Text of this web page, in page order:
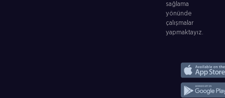
sağlama
yönünde
çalışmalar
yapmaktayız.